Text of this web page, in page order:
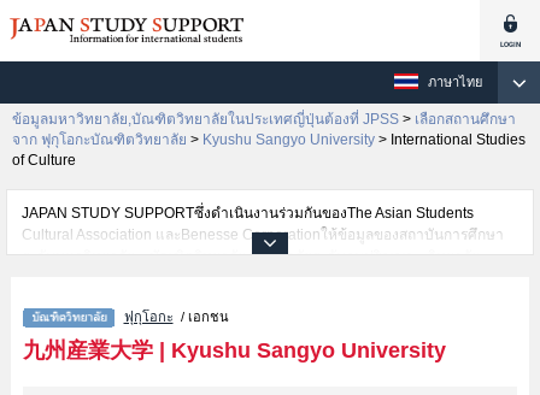
ภาษาไทย
ข้อมูลมหาวิทยาลัย,บัณฑิตวิทยาลัยในประเทศญี่ปุ่นต้องที่ JPSS > เลือกสถานศึกษา
จาก ฟุกุโอกะบัณฑิตวิทยาลัย > Kyushu Sangyo University > International Studies
of Culture
JAPAN STUDY SUPPORTซึ่งดำเนินงานร่วมกันของThe Asian Students
Cultural Association และBenesse Corporationให้ข้อมูลของสถาบันการศึกษา
ระดับมหาวิทยาลัย・บัณฑิตวิทยาลัย・วิทยาลัยระดับอนุปริญญา・วิทยาลัย
นักศึกษาต่างชาติเช่นEconomics and BusinessหรือEngineeringหรือFine
ArtsหรือInternational Studies of CultureหรือInformation Science เป็นต้น,ข้อมูล
ของแต่ละสาขาวิจัย,ข้อมูลการสอบคัดเลือกเข้าศึกษาเช่นจำนวนคนที่รับสมัครหรือ
ฟุกุโอกะ / เอกชน
九州産業大学| Kyushu Sangyo University